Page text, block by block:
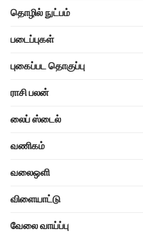
தொழில் நுட்பம்
படைப்புகள்
புகைப்பட தொகுப்பு
ராசி பலன்
லைப் ஸ்டைல்
வணிகம்
வலைஒளி
விளையாட்டு
வேலை வாய்ப்பு